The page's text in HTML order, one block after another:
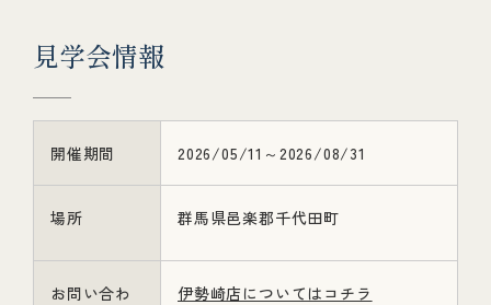
見学会情報
開催期間 2026/05/11～2026/08/31
場所 群馬県邑楽郡千代田町
お問い合わ
伊勢崎店についてはコチラ